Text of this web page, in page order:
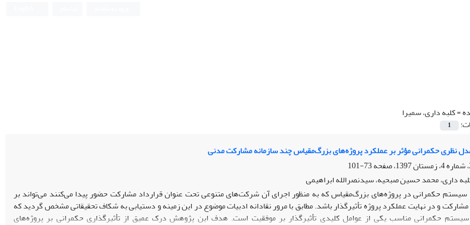
=کلبه داری، سمیرا
1
نظری حکمرانی مؤثر بر عملکرد پروژه‌های بزرگ‌مقیاس چند سازمانه مشارکت مدنی
73-101
داری، محمد حسین صبحیه، سیدنصرالله ابراهیمی
سیستم حکمرانی در پروژه‌های بزرگ‌مقیاس که به‌ منظور اجرای آن شرکت‌های متنوعی تحت عنوان قرارداد مشارکت حضور پیدا می‌کنند می‌تواند بر
و در نهایت عملکرد پروژه تأثیرگذار باشد. مطابق با مرور نقادانه ادبیات موضوع در این زمینه و دستیابی به شکاف تحقیقاتی مشخص گردید که
حکمرانی مناسب یکی از عوامل کلیدی تأثیرگذار بر موفقیت است. هدف این پژوهش درک عمیق از تأثیرگذاری حکمرانی بر پروژه‌های